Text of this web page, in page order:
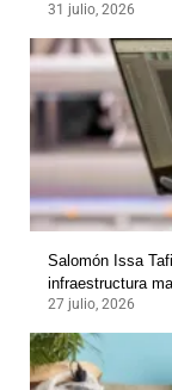
31 julio, 2026
Salomón Issa
infraestructura
27 julio, 2026